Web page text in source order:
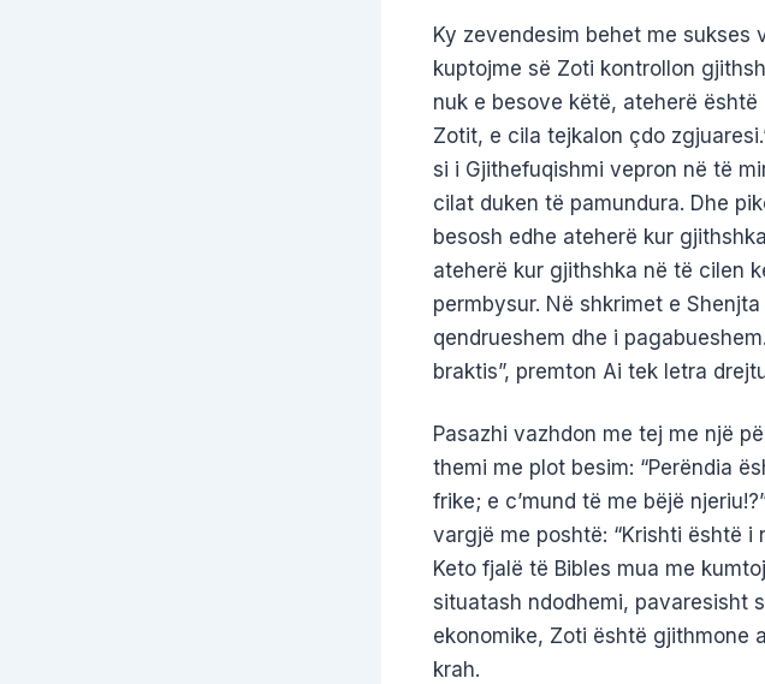
Ky zevendesim behet me sukses
kuptojme së Zoti kontrollon
nuk e besove këtë, ateherë
Zotit, e cila tejkalon çdo
si i Gjithefuqishmi vepron në të
cilat duken të pamundura. Dhe
besosh edhe ateherë kur
ateherë kur gjithshka në të cilen
permbysur. Në shkrimet e
qendrueshem dhe i
braktis”, premton Ai tek letra
Pasazhi vazhdon me tej me një
themi me plot besim: “Perëndia
frike; e c’mund të me bëjë
vargjë me poshtë: “Krishti është i
Keto fjalë të Bibles mua me
situatash ndodhemi, pavaresisht
ekonomike, Zoti është gjithmone
krah.